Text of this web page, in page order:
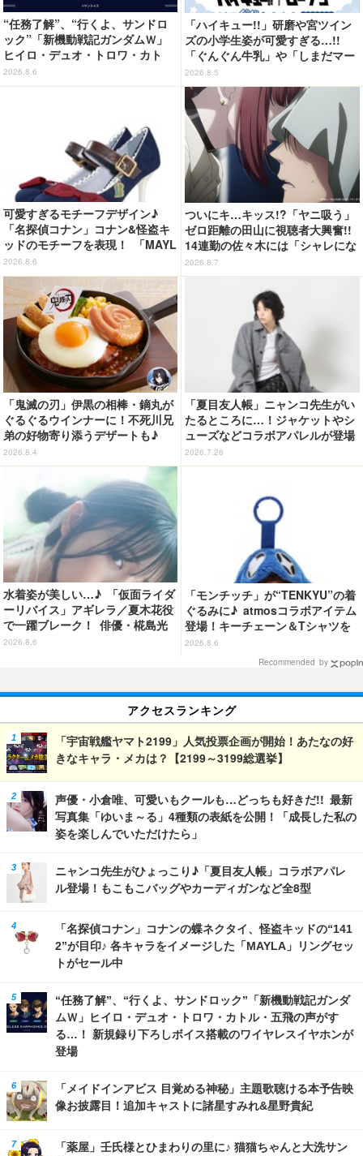
“任務了解”、“行くよ、サンドロ
ック”「新機動戦記ガンダムＷ」
ヒイロ・デュオ・トロワ・カト
ル・五飛の声がする…！ 新規録
り下ろしボイス搭載のワイヤレス
2026.8.6
「ハイキュー!!」研磨や宮ツイン
ズの小学生姿が可愛すぎる…!!
「ぐんぐん牛乳」や「しまだマー
ト」デザインのグッズも!? ロー
ソン限定グッズが登場！
2026.8.5
可愛すぎるモチーフデザイン♪
「名探偵コナン」コナン&怪盗キ
ッドのモチーフを表現！ 「MAYL
A」パンプスがセール実施中【3
0％オフセール】
2026.8.6
ついにキ…キッス!?「ヤニ吸う」
ゼロ距離の田山に視聴者大興奮!!
14連勤の佐々木には「シャレにな
らん」「労基案件では？」と心配
の声も…【第5話ネタバレあり反
2026.8.7
「鬼滅の刃」伊黒の相棒・鏑丸が
ぐるぐるウインナーに！不死川兄
弟の好物寄り添うデザートも♪
「ジョイフル」コラボ第3弾・第4
弾決定【8月18日～】
2026.8.4
「夏目友人帳」ニャンコ先生がい
たるところに…！ジャケットやシ
ューズなどコラボアパレルが登場
♪
2026.7.26
水着姿が美しい…♪ 「仮面ライダ
ーリバイス」アギレラ／夏木花役
で一躍ブレーク！ 俳優・椛島光
の2nd写真集が予約開始
2026.8.6
「モンチッチ」が“TENKYU”の着
ぐるみに♪ atmosコラボアイテム
登場！キーチェーン＆Tシャツを
展開
2026.8.6
Recommended by
アクセスランキング
「宇宙戦艦ヤマト2199」人気投票企画が開始！あたなの好
きなキャラ・メカは？【2199～3199総選挙】
声優・小倉唯、可愛いもクールも…どっちも好きだ!! 最新
写真集「ゆいま～る」4種類の表紙を公開！「成長した私の
姿を楽しんでいただけたら」
ニャンコ先生がひょっこり♪「夏目友人帳」コラボアパレ
ル登場！もこもこバッグやカーディガンなど全8型
「名探偵コナン」コナンの蝶ネクタイ、怪盗キッドの“141
2”が目印♪ 各キャラをイメージした「MAYLA」リングセッ
トがセール中
“任務了解”、“行くよ、サンドロック”「新機動戦記ガンダ
ムＷ」ヒイロ・デュオ・トロワ・カトル・五飛の声がす
る…！ 新規録り下ろしボイス搭載のワイヤレスイヤホンが
登場
「メイドインアビス 目覚める神秘」主題歌聴ける本予告映
像お披露目！追加キャストに諸星すみれ&星野貴紀
「薬屋」壬氏様とひまわりの里に♪ 猫猫ちゃんと大洗サン